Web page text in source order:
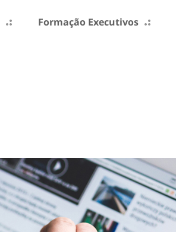
Formação Executivos